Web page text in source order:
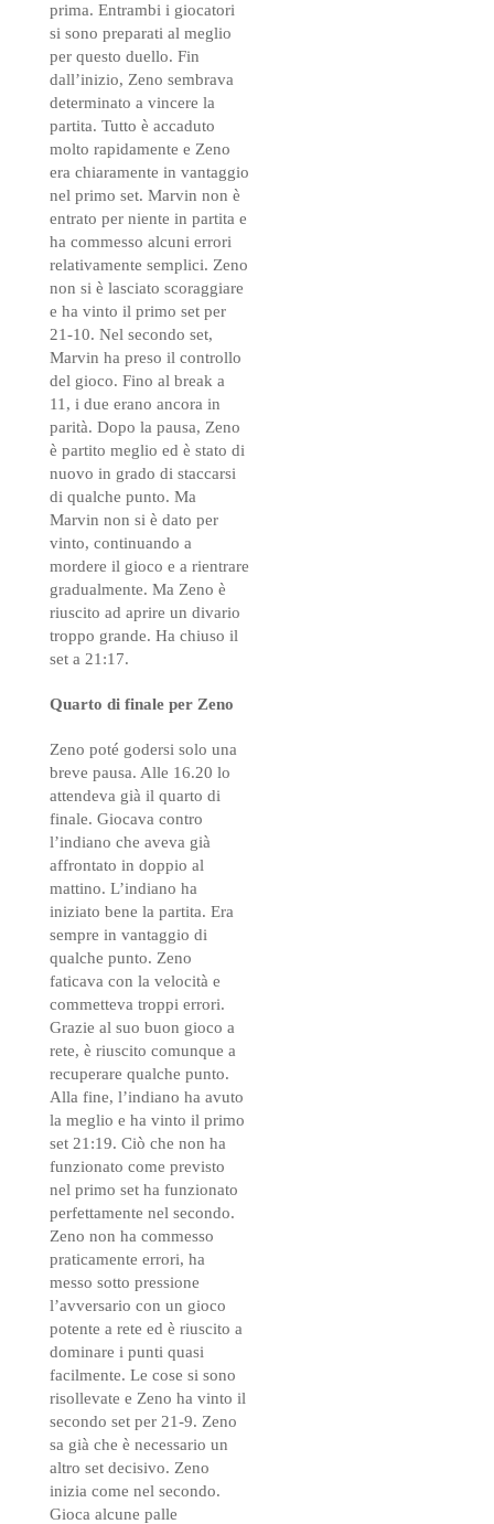
prima. Entrambi i giocatori
si sono preparati al meglio
per questo duello. Fin
dall’inizio, Zeno sembrava
determinato a vincere la
partita. Tutto è accaduto
molto rapidamente e Zeno
era chiaramente in vantaggio
nel primo set. Marvin non è
entrato per niente in partita e
ha commesso alcuni errori
relativamente semplici. Zeno
non si è lasciato scoraggiare
e ha vinto il primo set per
21-10. Nel secondo set,
Marvin ha preso il controllo
del gioco. Fino al break a
11, i due erano ancora in
parità. Dopo la pausa, Zeno
è partito meglio ed è stato di
nuovo in grado di staccarsi
di qualche punto. Ma
Marvin non si è dato per
vinto, continuando a
mordere il gioco e a rientrare
gradualmente. Ma Zeno è
riuscito ad aprire un divario
troppo grande. Ha chiuso il
set a 21:17.
Quarto di finale per Zeno
Zeno poté godersi solo una
breve pausa. Alle 16.20 lo
attendeva già il quarto di
finale. Giocava contro
l’indiano che aveva già
affrontato in doppio al
mattino. L’indiano ha
iniziato bene la partita. Era
sempre in vantaggio di
qualche punto. Zeno
faticava con la velocità e
commetteva troppi errori.
Grazie al suo buon gioco a
rete, è riuscito comunque a
recuperare qualche punto.
Alla fine, l’indiano ha avuto
la meglio e ha vinto il primo
set 21:19. Ciò che non ha
funzionato come previsto
nel primo set ha funzionato
perfettamente nel secondo.
Zeno non ha commesso
praticamente errori, ha
messo sotto pressione
l’avversario con un gioco
potente a rete ed è riuscito a
dominare i punti quasi
facilmente. Le cose si sono
risollevate e Zeno ha vinto il
secondo set per 21-9. Zeno
sa già che è necessario un
altro set decisivo. Zeno
inizia come nel secondo.
Gioca alcune palle